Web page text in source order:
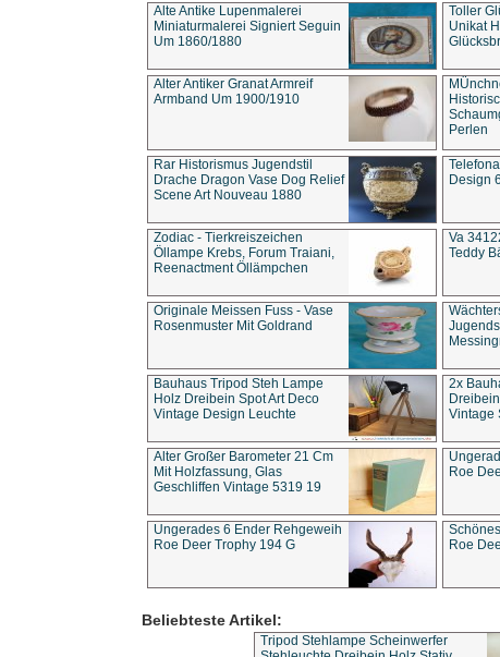
Alte Antike Lupenmalerei
Miniaturmalerei Signiert Seguin
Um 1860/1880
Toller
Unikat
Alter Antiker Granat Armreif
Armband Um 1900/1910
Perlen
Rar Historismus Jugendstil
Drache Dragon Vase Dog Relief
Scene Art Nouveau 1880
Design
Zodiac - Tierkreiszeichen
Öllampe Krebs, Forum Traiani,
Reenactment Öllämpchen
Va
Teddy
Originale Meissen Fuss - Vase
Rosenmuster Mit Goldrand
Bauhaus Tripod Steh Lampe
Holz Dreibein Spot Art Deco
Vintage Design Leuchte
2x
Vintage
Alter Großer Barometer 21 Cm
Mit Holzfassung, Glas
Geschliffen Vintage 5319 19
Roe
Ungerades 6 Ender Rehgeweih
Roe Deer Trophy 194 G
Roe
Beliebteste Artikel:
Tripod Stehlampe Scheinwerfer